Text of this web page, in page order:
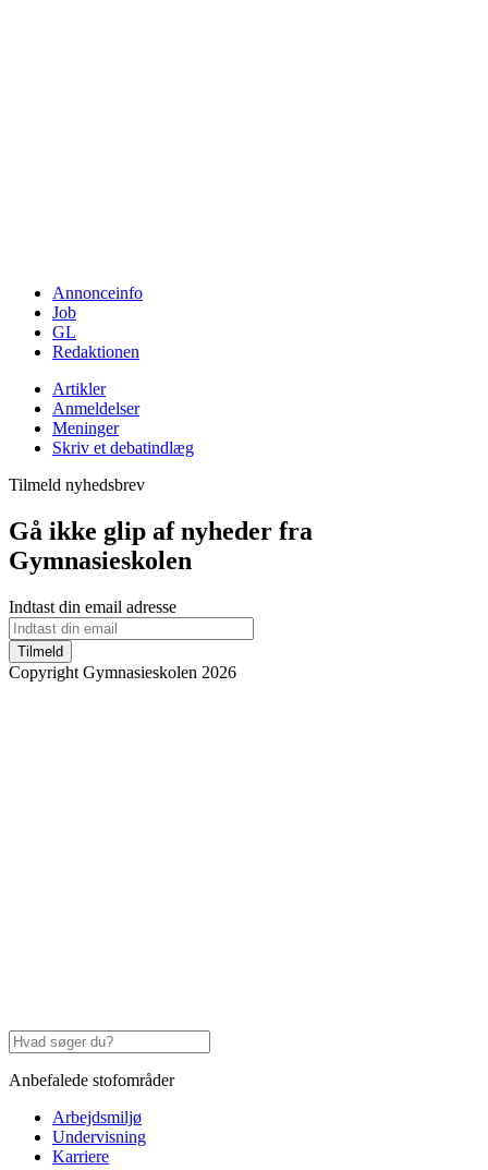
Annonceinfo
Job
GL
Redaktionen
Artikler
Anmeldelser
Meninger
Skriv et debatindlæg
Tilmeld nyhedsbrev
Gå ikke glip af nyheder fra
Gymnasieskolen
Indtast din email adresse
Tilmeld
Copyright Gymnasieskolen 2026
Anbefalede stofområder
Arbejdsmiljø
Undervisning
Karriere